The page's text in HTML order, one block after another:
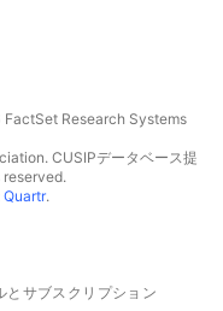
Research Systems
CUSIPデータベース提
reserved.
Quartr.
とサブスクリプション